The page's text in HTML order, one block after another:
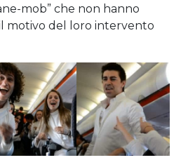
mob” che non hanno
motivo del loro intervento